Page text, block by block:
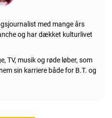
med mange års
og har dækket kulturlivet
TV, musik og røde løber, som
sin karriere både for B.T. og